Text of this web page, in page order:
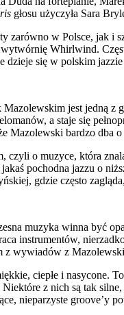
głosu użyczyła Sara
zarówno w Polsce, jak
Whirlwind.
dzieje się w polskim
jest jedną z
a staje się
Mazolewski bardzo dba
czyli o muzyce, która
pochodna jazzu o
gdzie często
muzyka winna być
instrumentów,
wywiadów z
ciepłe i nasycone.
z nich są tak
nieparzyste groove’y